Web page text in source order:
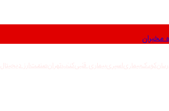
مخبران
کودکبیماریاسپریبیماری قلبیکتابتهرانصنعتارز دیجیتال